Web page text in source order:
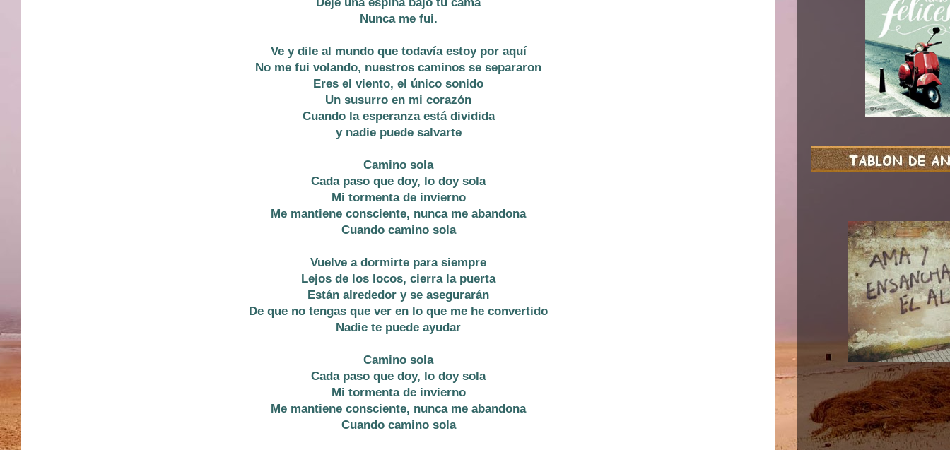
Nunca me fui.
Ve y dile al mundo que todavía estoy por aquí
No me fui volando, nuestros caminos se separaron
Eres el viento, el único sonido
Un susurro en mi corazón
Cuando la esperanza está dividida
y nadie puede salvarte
Camino sola
Cada paso que doy, lo doy sola
Mi tormenta de invierno
Me mantiene consciente, nunca me abandona
Cuando camino sola
Vuelve a dormirte para siempre
Lejos de los locos, cierra la puerta
Están alrededor y se asegurarán
De que no tengas que ver en lo que me he convertido
Nadie te puede ayudar
Camino sola
Cada paso que doy, lo doy sola
Mi tormenta de invierno
Me mantiene consciente, nunca me abandona
Cuando camino sola